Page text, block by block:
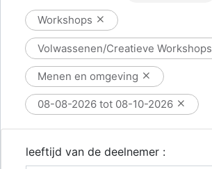
Workshops
Volwassenen/Creatieve Workshops
Menen en omgeving
08-08-2026 tot 08-10-2026
leeftijd van de deelnemer :